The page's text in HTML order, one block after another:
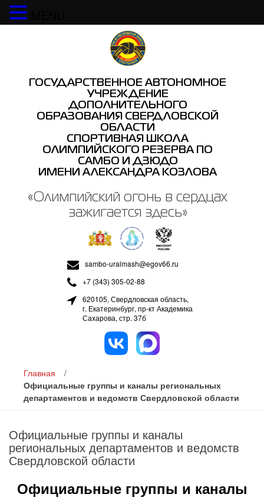
ГОСУДАРСТВЕННОЕ АВТОНОМНОЕ
УЧРЕЖДЕНИЕ
ДОПОЛНИТЕЛЬНОГО
ОБРАЗОВАНИЯ СВЕРДЛОВСКОЙ
ОБЛАСТИ
СПОРТИВНАЯ ШКОЛА
ОЛИМПИЙСКОГО РЕЗЕРВА ПО
САМБО И ДЗЮДО
ИМЕНИ АЛЕКСАНДРА КОЗЛОВА
«Олимпийский огонь в сердцах
зажигается здесь»
sambo-uralmash@egov66.ru
+7 (343) 305-02-88
620105, Свердловская область,
г. Екатеринбург, пр-кт Академика
Сахарова, стр. 37б
Главная
/
Официальные группы и каналы региональных
департаментов и ведомств Свердловской области
Официальные группы и каналы
региональных департаментов и ведомств
Свердловской области
Официальные группы и каналы